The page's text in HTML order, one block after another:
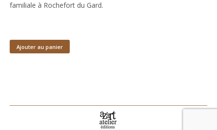
familiale à Rochefort du Gard.
Ajouter au panier